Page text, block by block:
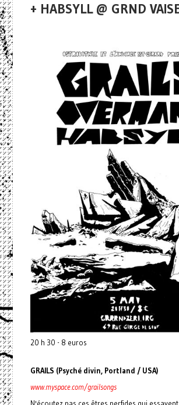
+ HABSYLL @ GRND
20 h 30 - 8 euros
GRAILS (Psyché divin, Portland / USA)
www.myspace.com/grailsongs
N'écoutez pas ces êtres perfides qui